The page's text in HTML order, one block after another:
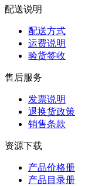
配送说明
配送方式
运费说明
验货签收
售后服务
发票说明
退换货政策
销售条款
资源下载
产品价格册
产品目录册